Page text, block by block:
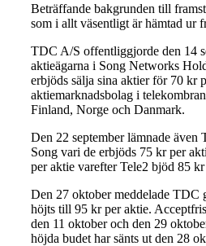
Beträffande bakgrunden till
som i allt väsentligt är hämtad ur
TDC A/S offentliggjorde den 14
aktieägarna i Song Networks
erbjöds sälja sina aktier för 70 kr
aktiemarknadsbolag i
Finland, Norge och Danmark.
Den 22 september lämnade
Song vari de erbjöds 75 kr per
per aktie varefter Tele2 bjöd 85
Den 27 oktober meddelade TDC
höjts till 95 kr per aktie.
den 11 oktober och den 29
höjda budet har sänts ut den 28